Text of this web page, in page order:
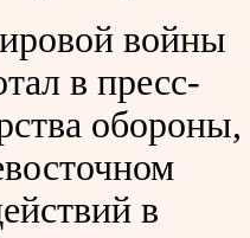
войны
в пресс-
обороны,
в